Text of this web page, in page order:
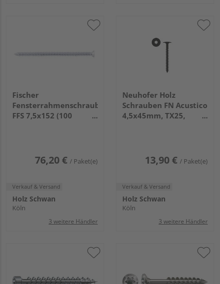
Fischer
Fensterrahmenschraube
FFS 7,5x152 (100
76,20 € / Paket(e)
Verkauf & Versand
Holz Schwan
Köln
3 weitere Händler
Neuhofer Holz
Schrauben FN Acustico
4,5x45mm, TX25,
13,90 € / Paket(e)
Verkauf & Versand
Holz Schwan
Köln
3 weitere Händler